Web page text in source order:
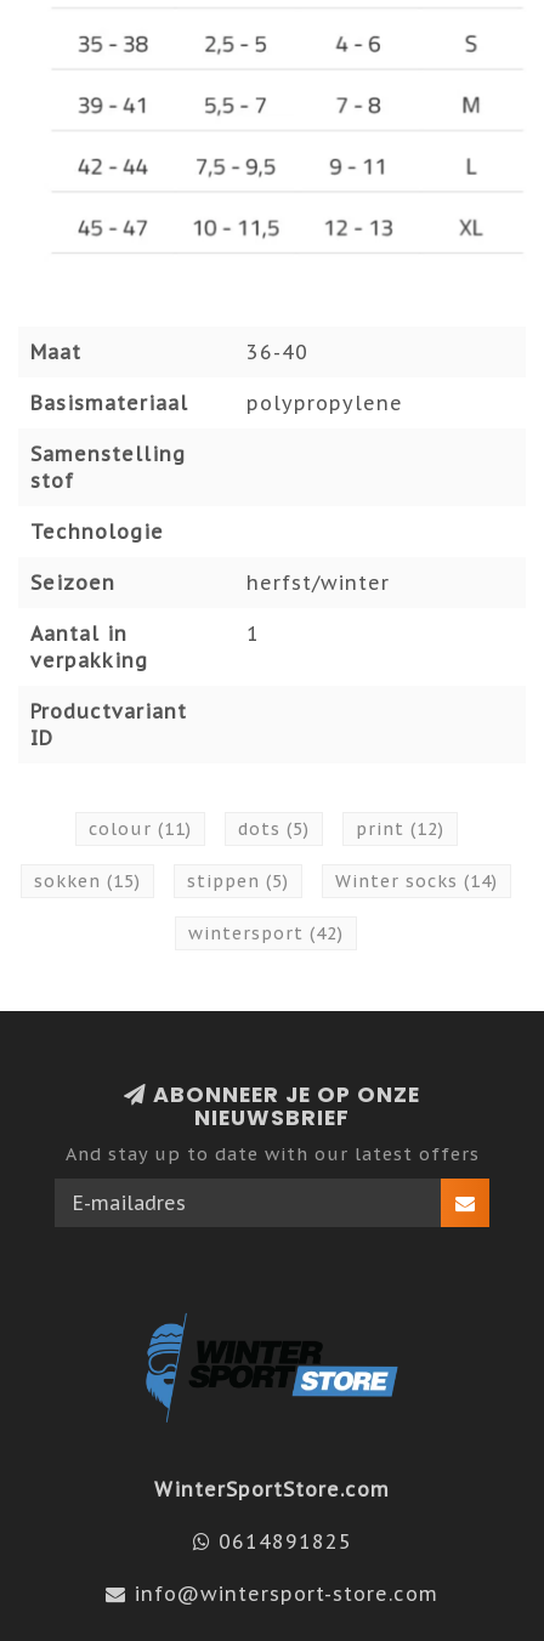
Maat 36-40
Basismateriaal polypropylene
Samenstelling
stof
Technologie
Seizoen herfst/winter
Aantal in
verpakking
1
Productvariant
ID
colour (11) dots (5) print (12)
sokken (15) stippen (5) Winter socks (14)
wintersport (42)
ABONNEER JE OP ONZE
NIEUWSBRIEF
And stay up to date with our latest offers
WinterSportStore.com
0614891825
info@wintersport-store.com